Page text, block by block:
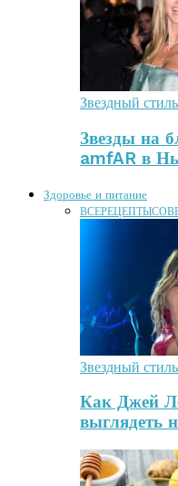
Звездный стиль
Звезды на
amfAR в
Здоровье и питание
ВСЕРЕЦЕПТЫ
Звездный стиль
Как Джей
выглядеть